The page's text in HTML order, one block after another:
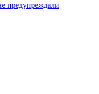
предупреждали